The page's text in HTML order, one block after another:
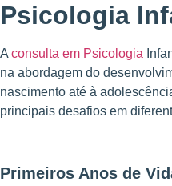
Psicologia
A consulta em Psicologia
na abordagem do
nascimento até à
principais desafios em
Primeiros Anos de